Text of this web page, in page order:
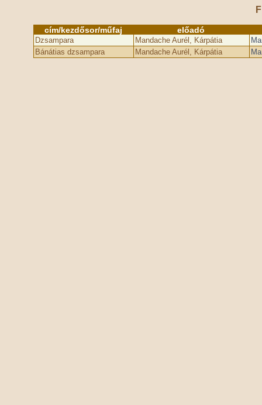
cím/kezdősor/műfaj előadó
Dzsampara Mandache Aurél, Kárpátia
Bánátias dzsampara
Mandache Aurél, Kárpátia